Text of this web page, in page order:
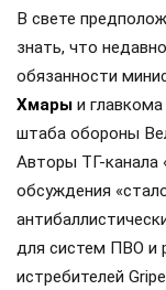
В свете
знать, что
обязанности
Хмары и главкома
штаба обороны
Авторы ТГ-канала
обсуждения
для систем ПВО и
истребителей